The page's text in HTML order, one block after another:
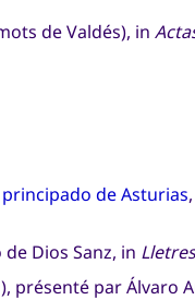
de Valdés), in
de Asturias
Dios Sanz, in
présenté par Álvaro